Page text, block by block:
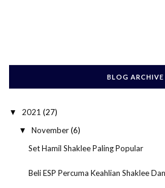
BLOG ARCHIVE
▼ 2021 (27)
▼ November(6)
Set Hamil Shaklee Paling Popular
Beli ESP Percuma Keahlian Shaklee